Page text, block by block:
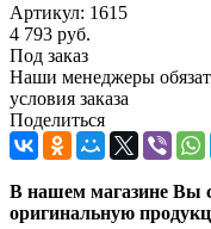
Артикул: 1615
4 793 руб.
Под заказ
Наши менеджеры
условия заказа
Поделиться
В нашем магазине Вы
оригинальную